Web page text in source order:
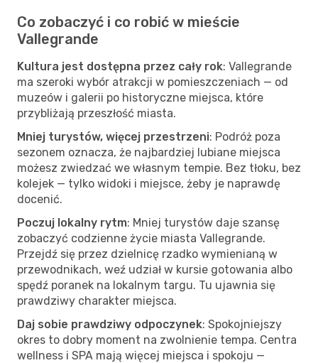
Co zobaczyć i co robić w mieście
Vallegrande
Kultura jest dostępna przez cały rok: Vallegrande
ma szeroki wybór atrakcji w pomieszczeniach — od
muzeów i galerii po historyczne miejsca, które
przybliżają przeszłość miasta.
Mniej turystów, więcej przestrzeni: Podróż poza
sezonem oznacza, że najbardziej lubiane miejsca
możesz zwiedzać we własnym tempie. Bez tłoku, bez
kolejek — tylko widoki i miejsce, żeby je naprawdę
docenić.
Poczuj lokalny rytm: Mniej turystów daje szansę
zobaczyć codzienne życie miasta Vallegrande.
Przejdź się przez dzielnicę rzadko wymienianą w
przewodnikach, weź udział w kursie gotowania albo
spędź poranek na lokalnym targu. Tu ujawnia się
prawdziwy charakter miejsca.
Daj sobie prawdziwy odpoczynek: Spokojniejszy
okres to dobry moment na zwolnienie tempa. Centra
wellness i SPA mają więcej miejsca i spokoju —